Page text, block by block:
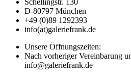
Schellingstr. 130
D-80797 München
+49 (0)89 1292393
info(at)galeriefrank.de
Unsere Öffnungszeiten:
Nach vorheriger Vereinbarung
info@galeriefrank.de